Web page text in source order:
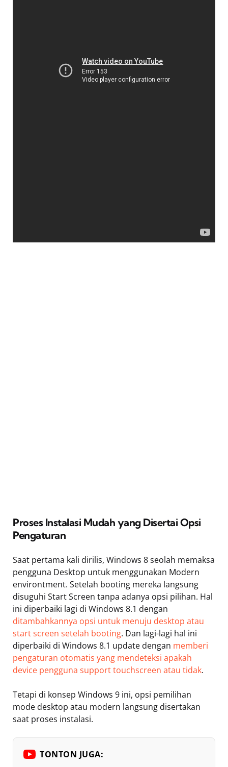
Proses Instalasi Mudah yang Disertai Opsi
Pengaturan
Saat pertama kali dirilis, Windows 8 seolah memaksa
pengguna Desktop untuk menggunakan Modern
environtment. Setelah booting mereka langsung
disuguhi Start Screen tanpa adanya opsi pilihan. Hal
ini diperbaiki lagi di Windows 8.1 dengan
ditambahkannya opsi untuk menuju desktop atau
start screen setelah booting. Dan lagi-lagi hal ini
diperbaiki di Windows 8.1 update dengan memberi
pengaturan otomatis yang mendeteksi apakah
device pengguna support touchscreen atau tidak.
Tetapi di konsep Windows 9 ini, opsi pemilihan
mode desktop atau modern langsung disertakan
saat proses instalasi.
TONTON JUGA: